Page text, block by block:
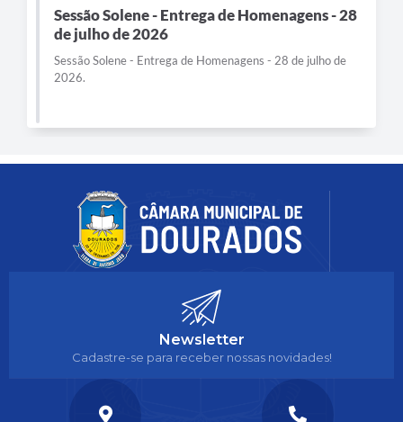
Sessão Solene - Entrega de Homenagens - 28
de julho de 2026
Sessão Solene - Entrega de Homenagens - 28 de julho de
2026.
Newsletter
Cadastre-se para receber nossas novidades!